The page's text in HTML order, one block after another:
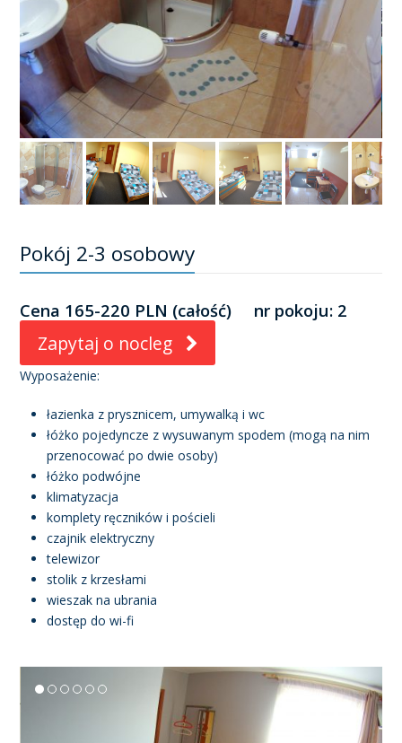
Pokój 2-3 osobowy
Cena 165-220 PLN (całość) nr pokoju: 2
Zapytaj o nocleg
Wyposażenie:
łazienka z prysznicem, umywalką i wc
łóżko pojedyncze z wysuwanym spodem (mogą na nim
przenocować po dwie osoby)
łóżko podwójne
klimatyzacja
komplety ręczników i pościeli
czajnik elektryczny
telewizor
stolik z krzesłami
wieszak na ubrania
dostęp do wi-fi